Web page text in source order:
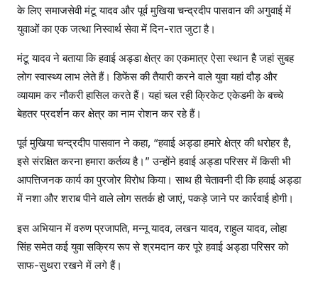
के लिए समाजसेवी मंटू यादव और पूर्व मुखिया चन्द्रदीप पासवान की अगुवाई में
युवाओं का एक जत्था निस्वार्थ सेवा में दिन-रात जुटा है।
मंटू यादव ने बताया कि हवाई अड्डा क्षेत्र का एकमात्र ऐसा स्थान है जहां सुबह
लोग स्वास्थ्य लाभ लेते हैं। डिफेंस की तैयारी करने वाले युवा यहां दौड़ और
व्यायाम कर नौकरी हासिल करते हैं। यहां चल रही क्रिकेट एकेडमी के बच्चे
बेहतर प्रदर्शन कर क्षेत्र का नाम रोशन कर रहे हैं।
पूर्व मुखिया चन्द्रदीप पासवान ने कहा, “हवाई अड्डा हमारे क्षेत्र की धरोहर है,
इसे संरक्षित करना हमारा कर्तव्य है।” उन्होंने हवाई अड्डा परिसर में किसी भी
आपत्तिजनक कार्य का पुरजोर विरोध किया। साथ ही चेतावनी दी कि हवाई अड्डा
में नशा और शराब पीने वाले लोग सतर्क हो जाएं, पकड़े जाने पर कार्रवाई होगी।
इस अभियान में वरुण प्रजापति, मन्नू यादव, लखन यादव, राहुल यादव, लोहा
सिंह समेत कई युवा सक्रिय रूप से श्रमदान कर पूरे हवाई अड्डा परिसर को
साफ-सुथरा रखने में लगे हैं।